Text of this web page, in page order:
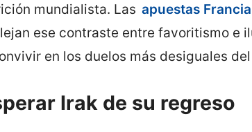
mundialista. Las apuestas
ese contraste entre favoritismo e
en los duelos más desiguales
Irak de su regreso